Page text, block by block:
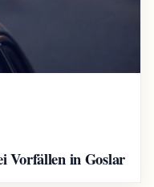
Vorfällen in Goslar